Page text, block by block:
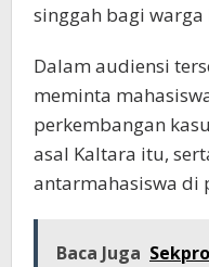
singgah bagi
Dalam audiensi
meminta
perkembangan
asal Kaltara itu,
antarmahasiswa di
Baca Juga